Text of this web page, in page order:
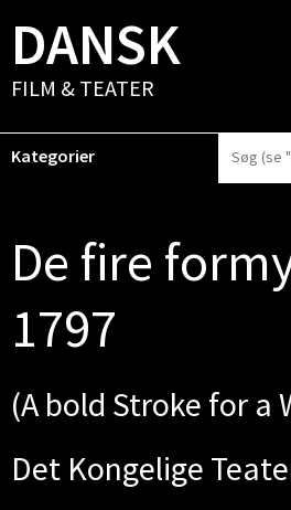
DANSK
FILM & TEATER
Kategorier
De fire
1797
(A bold Stroke for a
Det Kongelige